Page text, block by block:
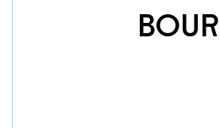
BOUR